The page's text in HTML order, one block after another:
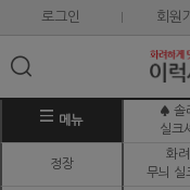
로그인 회원
메뉴
♠ 솔
실크
정장
화
무늬 실